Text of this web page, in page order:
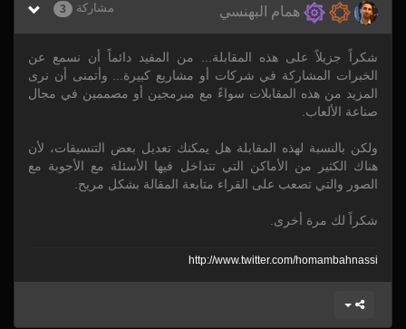
همام البهنسي مشاركة 3
شكراً جزيلاً على هذه المقابلة... من المفيد دائماً أن نسمع عن
الخبرات المشاركة في شركات أو مشاريع كبيرة... وأتمنى أن نرى
المزيد من هذه المقابلات سواءً مع مبرمجين أو مصممين في مجال
صناعة الألعاب.
ولكن بالنسبة لهذه المقابلة هل يمكنك تعديل بعض التنسيقات، لأن
هناك الكثير من الأماكن التي تتداخل فيها الأسئلة مع الأجوبة مع
الصور والتي تصعب على القراء متابعة المقالة بشكل مريح.
شكراً لك مرة أخرى.
http://www.twitter.com/homambahnassi